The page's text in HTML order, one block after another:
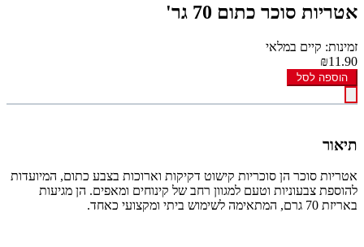
אטריות סוכר כתום 70 גר'
זמינות: קיים במלאי
₪11.90
הוספה לסל
תיאור
אטריות סוכר הן סוכריות קישוט דקיקות וארוכות בצבע כתום, המיועדות
להוספת צבעוניות וטעם למגוון רחב של קינוחים ומאפים. הן מגיעות
באריזת 70 גרם, המתאימה לשימוש ביתי ומקצועי כאחד.